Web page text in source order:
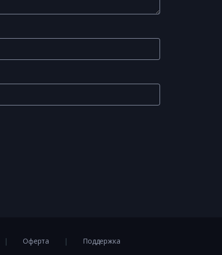
Оферта Поддержка